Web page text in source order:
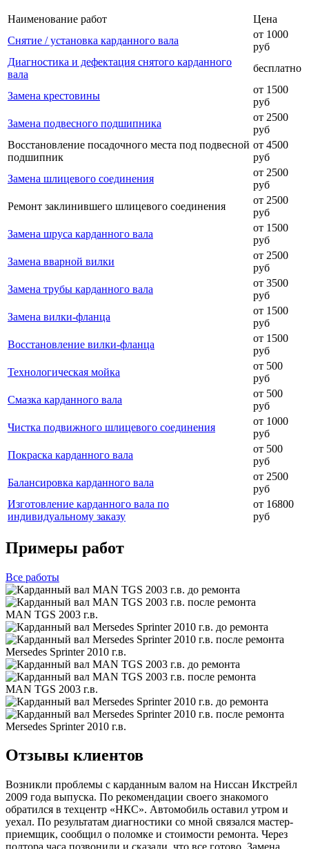
Наименование работ
Цена
Снятие / установка карданного вала
от 1000
руб
Диагностика и дефектация снятого карданного
вала
бесплатно
Замена крестовины
от 1500
руб
Замена подвесного подшипника
от 2500
руб
Восстановление посадочного места под подвесной
подшипник
от 4500
руб
Замена шлицевого соединения
от 2500
руб
Ремонт заклинившего шлицевого соединения
от 2500
руб
Замена шруса карданного вала
от 1500
руб
Замена вварной вилки
от 2500
руб
Замена трубы карданного вала
от 3500
руб
Замена вилки-фланца
от 1500
руб
Восстановление вилки-фланца
от 1500
руб
Технологическая мойка
от 500
руб
Смазка карданного вала
от 500
руб
Чистка подвижного шлицевого соединения
от 1000
руб
Покраска карданного вала
от 500
руб
Балансировка карданного вала
от 2500
руб
Изготовление карданного вала по
индивидуальному заказу
от 16800
руб
Примеры работ
Все работы
MAN TGS 2003 г.в.
Mersedes Sprinter 2010 г.в.
MAN TGS 2003 г.в.
Mersedes Sprinter 2010 г.в.
Отзывы клиентов
Возникли проблемы с карданным валом на Ниссан Икстрейл
2009 года выпуска. По рекомендации своего знакомого
обратился в техцентр «НКС». Автомобиль оставил утром и
уехал. По результатам диагностики со мной связался мастер-
приемщик, сообщил о поломке и стоимости ремонта. Через